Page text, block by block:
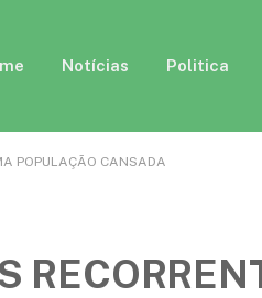
Notícias Politica
POPULAÇÃO CANSADA